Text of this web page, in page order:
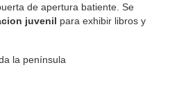
de apertura batiente. Se
juvenil para exhibir libros y
la península